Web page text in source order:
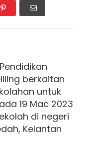
berkaitan
untuk
19 Mac 2023
di negeri
Kelantan